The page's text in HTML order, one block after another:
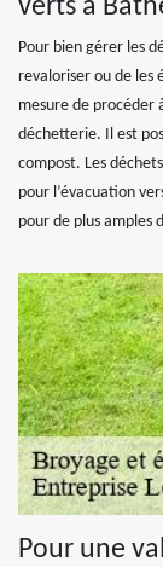
verts à
Pour bien gérer les
revaloriser ou de les
mesure de procéder
déchetterie. Il est
compost. Les
pour l’évacuation
pour de plus amples
Pour une